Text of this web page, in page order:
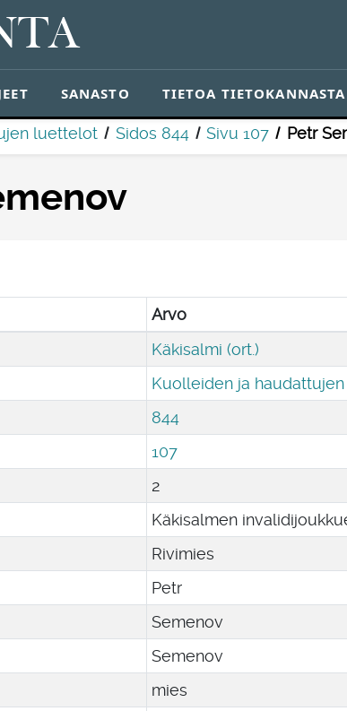
SANASTO TIETOA TIETOKANNASTA
luettelot Sidos 844 Sivu 107 Petr
Arvo
Käkisalmi (ort.)
Kuolleiden ja
844
107
2
Käkisalmen
Rivimies
Petr
Semenov
Semenov
mies